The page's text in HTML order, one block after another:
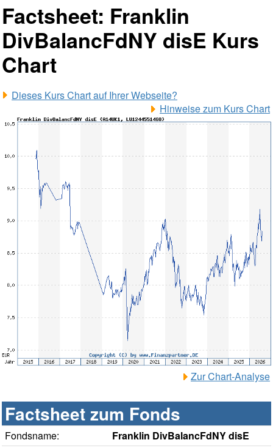
Factsheet: Franklin
DivBalancFdNY disE Kurs
Chart
Dieses Kurs Chart auf Ihrer Webseite?
Hinweise zum Kurs Chart
Zur Chart-Analyse
Factsheet zum Fonds
Fondsname:
Franklin DivBalancFdNY disE